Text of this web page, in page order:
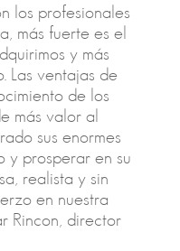
los profesionales
más fuerte es el
y más
Las ventajas de
de los
más valor al
sus enormes
y prosperar en su
realista y sin
en nuestra
Rincon, director